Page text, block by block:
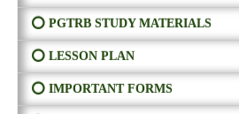
⭕ PGTRB STUDY MATERIALS
⭕ LESSON PLAN
⭕ IMPORTANT FORMS